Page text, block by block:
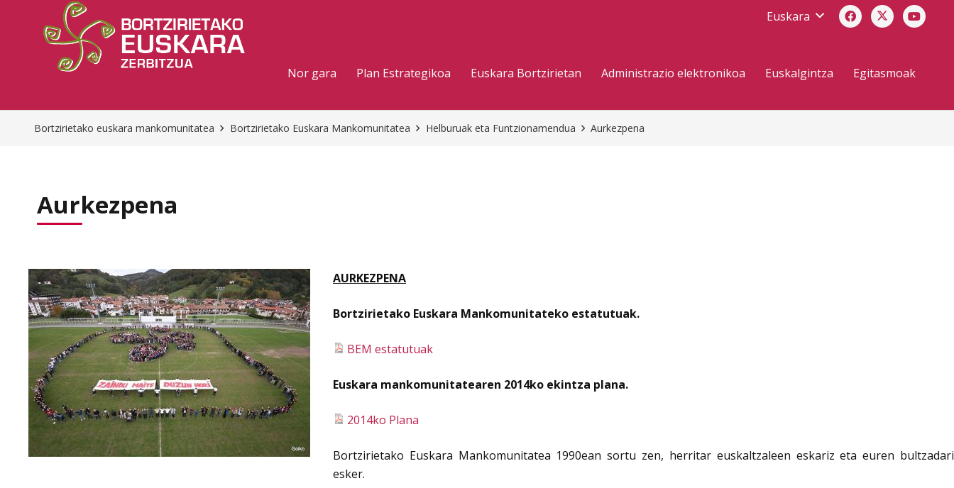
Euskara
Nor gara Plan Estrategikoa Euskara Bortzirietan Administrazio elektronikoa Euskalgintza Egitasmoak
Bortzirietako euskara mankomunitatea Bortzirietako Euskara Mankomunitatea Helburuak eta Funtzionamendua Aurkezpena
Aurkezpena
AURKEZPENA
Bortzirietako Euskara Mankomunitateko estatutuak.
BEM estatutuak
Euskara mankomunitatearen 2014ko ekintza plana.
2014ko Plana
Bortzirietako Euskara Mankomunitatea 1990ean sortu zen, herritar euskaltzaleen eskariz eta euren bultzadari
esker.